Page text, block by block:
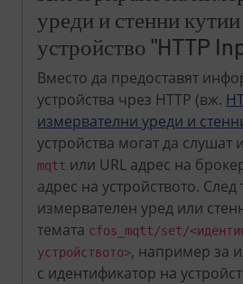
уреди и стенни
устройство "HTTP
Вместо да предоставят
устройства чрез HTTP (вж.
измервателни уреди и
устройства могат да слушат
mqtt или URL адрес на
адрес на устройството. След
измервателен уред или
темата cfos_mqtt/set/
устройството>, например за
с идентификатор на